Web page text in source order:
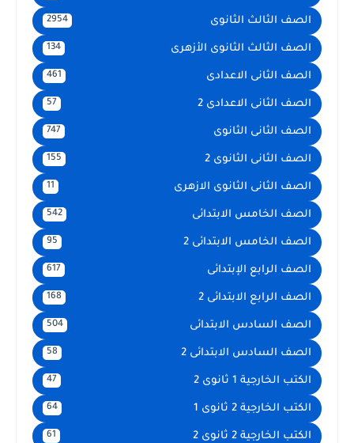
الصف الثالث الثانوى 2954
الصف الثالث الثانوى الأزهرى 134
الصف الثانى الاعدادى 461
الصف الثانى الاعدادى 2 57
الصف الثانى الثانوى 747
الصف الثانى الثانوى 2 155
الصف الثانى الثانوى الازهرى 11
الصف الخامس الابتدائى 542
الصف الخامس الابتدائى 2 95
الصف الرابع الإبتدائى 617
الصف الرابع الابتدائى 2 168
الصف السادس الابتدائى 504
الصف السادس الابتدائى 2 58
الكتب الخارجية 1 ثانوى 2 47
الكتب الخارجية 2 ثانوى 1 64
الكتب الخارجية 2 ثانوى 2 61